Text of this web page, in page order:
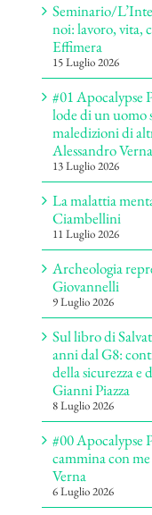
Seminario/
noi: lavoro, vita,
Effimera
15 Luglio 2026
#01 Apocalypse
lode di un uomo
maledizioni di
Alessandro Verna
13 Luglio 2026
La malattia
Ciambellini
11 Luglio 2026
Archeologia
Giovannelli
9 Luglio 2026
Sul libro di
anni dal G8:
della sicurezza e
Gianni Piazza
8 Luglio 2026
#00 Apocalypse
cammina con
Verna
6 Luglio 2026